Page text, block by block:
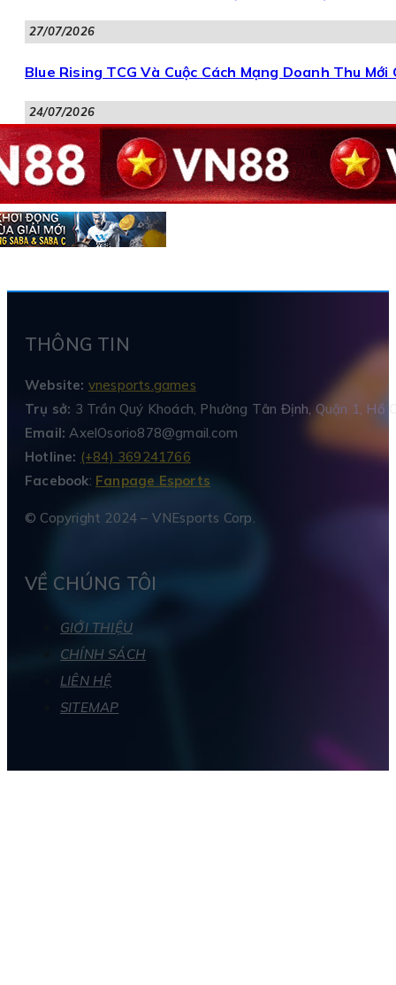
27/07/2026
Blue Rising TCG Và Cuộc Cách Mạng Doanh Thu Mới
24/07/2026
THÔNG TIN
Website: vnesports.games
Trụ sở: 3 Trần Quý Khoách, Phường Tân Định, Quận 1, Hồ
Email: AxelOsorio878@gmail.com
Hotline: (+84) 369241766
Facebook: Fanpage Esports
© Copyright 2024 – VNEsports Corp.
VỀ CHÚNG TÔI
GIỚI THIỆU
CHÍNH SÁCH
LIÊN HỆ
SITEMAP